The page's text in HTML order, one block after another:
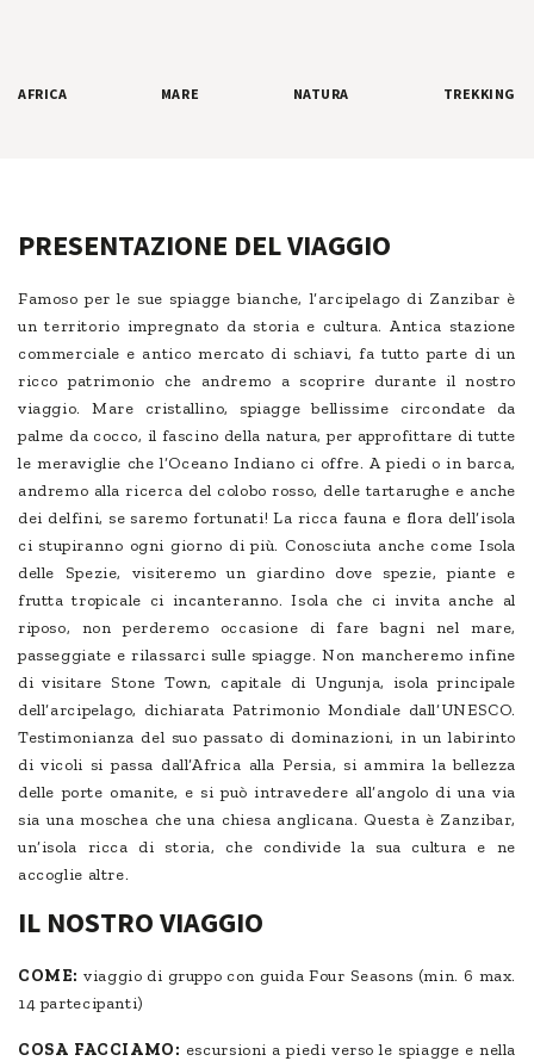
AFRICA MARE NATURA TREKKING
PRESENTAZIONE DEL VIAGGIO
Famoso per le sue spiagge bianche, l’arcipelago di Zanzibar è
un territorio impregnato da storia e cultura. Antica stazione
commerciale e antico mercato di schiavi, fa tutto parte di un
ricco patrimonio che andremo a scoprire durante il nostro
viaggio. Mare cristallino, spiagge bellissime circondate da
palme da cocco, il fascino della natura, per approfittare di tutte
le meraviglie che l’Oceano Indiano ci offre. A piedi o in barca,
andremo alla ricerca del colobo rosso, delle tartarughe e anche
dei delfini, se saremo fortunati! La ricca fauna e flora dell’isola
ci stupiranno ogni giorno di più. Conosciuta anche come Isola
delle Spezie, visiteremo un giardino dove spezie, piante e
frutta tropicale ci incanteranno. Isola che ci invita anche al
riposo, non perderemo occasione di fare bagni nel mare,
passeggiate e rilassarci sulle spiagge. Non mancheremo infine
di visitare Stone Town, capitale di Ungunja, isola principale
dell’arcipelago, dichiarata Patrimonio Mondiale dall’UNESCO.
Testimonianza del suo passato di dominazioni, in un labirinto
di vicoli si passa dall’Africa alla Persia, si ammira la bellezza
delle porte omanite, e si può intravedere all’angolo di una via
sia una moschea che una chiesa anglicana. Questa è Zanzibar,
un’isola ricca di storia, che condivide la sua cultura e ne
accoglie altre.
IL NOSTRO VIAGGIO
COME: viaggio di gruppo con guida Four Seasons (min. 6 max.
14 partecipanti)
COSA FACCIAMO: escursioni a piedi verso le spiagge e nella